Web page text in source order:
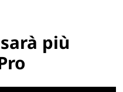
più